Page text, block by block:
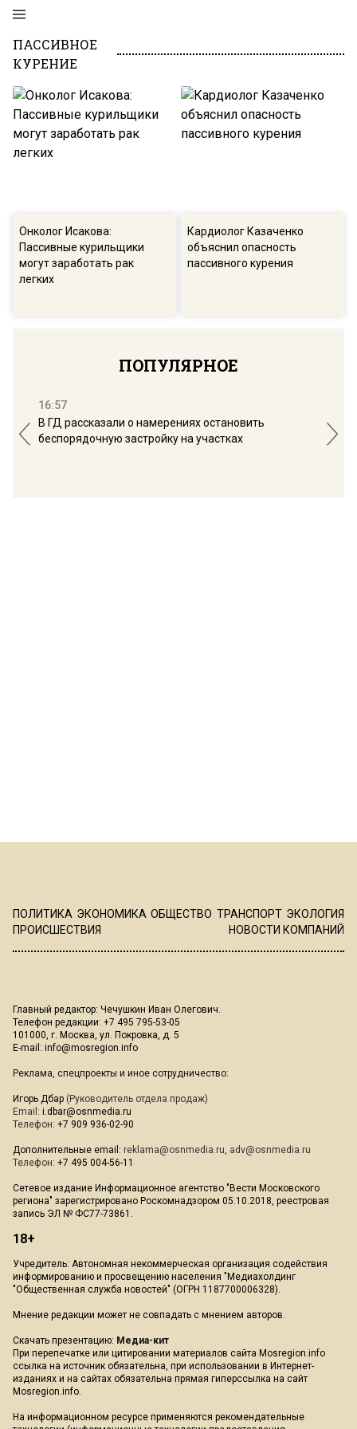
ПАССИВНОЕ
КУРЕНИЕ
Онколог Исакова:
Пассивные курильщики
могут заработать рак
легких
Кардиолог Казаченко
объяснил опасность
пассивного курения
ПОПУЛЯРНОЕ
16:57
В ГД рассказали о намерениях остановить
беспорядочную застройку на участках
ПОЛИТИКА ЭКОНОМИКА ОБЩЕСТВО ТРАНСПОРТ ЭКОЛОГИЯ
ПРОИСШЕСТВИЯ
НОВОСТИ КОМПАНИЙ
Главный редактор: Чечушкин Иван Олегович.
Телефон редакции: +7 495 795-53-05
101000, г. Москва, ул. Покровка, д. 5
E-mail: info@mosregion.info
Реклама, спецпроекты и иное сотрудничество:
Игорь Дбар (Руководитель отдела продаж)
Email: i.dbar@osnmedia.ru
Телефон: +7 909 936-02-90
Дополнительные email: reklama@osnmedia.ru, adv@osnmedia.ru
Телефон: +7 495 004-56-11
Сетевое издание Информационное агентство "Вести Московского
региона" зарегистрировано Роскомнадзором 05.10.2018, реестровая
запись ЭЛ № ФС77-73861.
18+
Учредитель: Автономная некоммерческая организация содействия
информированию и просвещению населения "Медиахолдинг
"Общественная служба новостей" (ОГРН 1187700006328).
Мнение редакции может не совпадать с мнением авторов.
Скачать презентацию: Медиа-кит
При перепечатке или цитировании материалов сайта Mosregion.info
ссылка на источник обязательна, при использовании в Интернет-
изданиях и на сайтах обязательна прямая гиперссылка на сайт
Mosregion.info.
На информационном ресурсе применяются рекомендательные